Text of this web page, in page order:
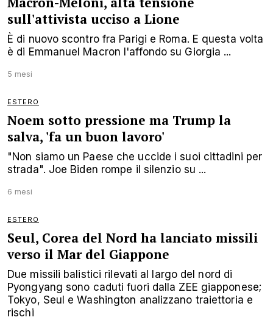
sull'attivista ucciso a Lione
È di nuovo scontro fra Parigi e Roma. E questa volta
è di Emmanuel Macron l'affondo su Giorgia ...
5 mesi
ESTERO
Noem sotto pressione ma Trump la
salva, 'fa un buon lavoro'
"Non siamo un Paese che uccide i suoi cittadini per
strada". Joe Biden rompe il silenzio su ...
6 mesi
ESTERO
Seul, Corea del Nord ha lanciato missili
verso il Mar del Giappone
Due missili balistici rilevati al largo del nord di
Pyongyang sono caduti fuori dalla ZEE giapponese;
Tokyo, Seul e Washington analizzano traiettoria e
rischi